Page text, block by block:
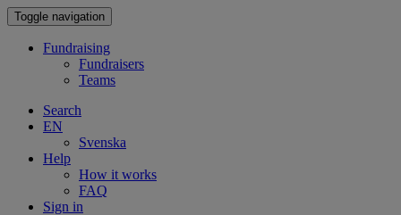
Toggle navigation
Fundraising
Fundraisers
Teams
Search
EN
Svenska
Help
How it works
FAQ
Sign in